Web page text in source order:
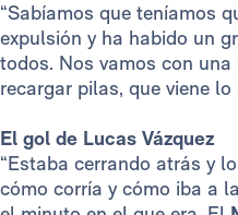
“Sabíamos que teníamos
expulsión y ha habido un
todos. Nos vamos con
recargar pilas, que viene lo
El gol de Lucas Vázquez
“Estaba cerrando atrás y
cómo corría y cómo iba a